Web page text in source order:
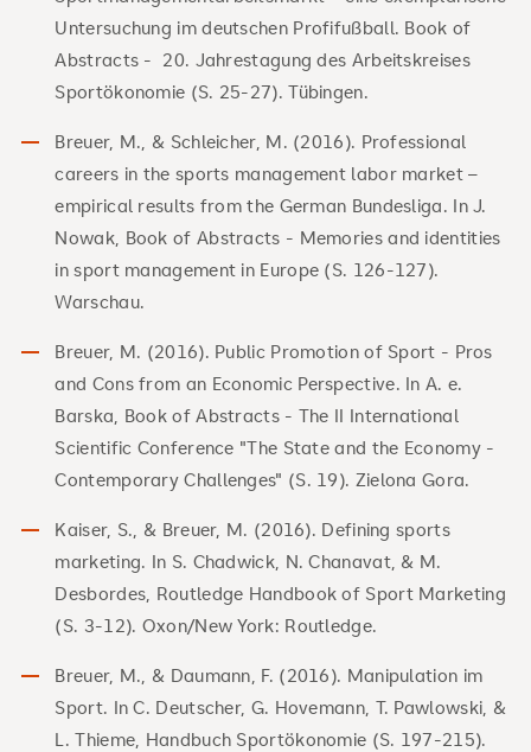
Untersuchung im deutschen Profifußball. Book of
Abstracts - 20. Jahrestagung des Arbeitskreises
Sportökonomie (S. 25-27). Tübingen.
Breuer, M., & Schleicher, M. (2016). Professional
careers in the sports management labor market –
empirical results from the German Bundesliga. In J.
Nowak, Book of Abstracts - Memories and identities
in sport management in Europe (S. 126-127).
Warschau.
Breuer, M. (2016). Public Promotion of Sport - Pros
and Cons from an Economic Perspective. In A. e.
Barska, Book of Abstracts - The II International
Scientific Conference "The State and the Economy -
Contemporary Challenges" (S. 19). Zielona Gora.
Kaiser, S., & Breuer, M. (2016). Defining sports
marketing. In S. Chadwick, N. Chanavat, & M.
Desbordes, Routledge Handbook of Sport Marketing
(S. 3-12). Oxon/New York: Routledge.
Breuer, M., & Daumann, F. (2016). Manipulation im
Sport. In C. Deutscher, G. Hovemann, T. Pawlowski, &
L. Thieme, Handbuch Sportökonomie (S. 197-215).